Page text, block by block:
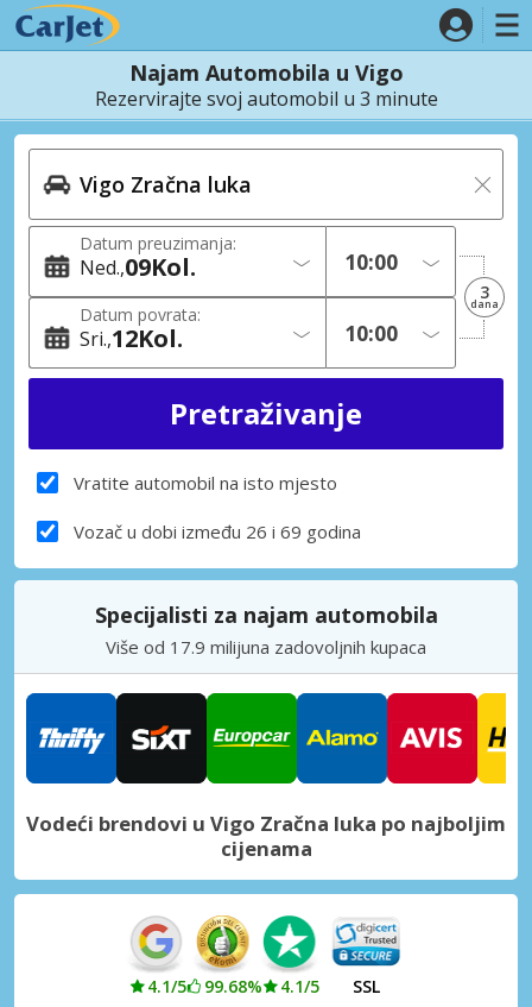
Najam Automobila u Vigo
Rezervirajte svoj automobil u 3 minute
Datum preuzimanja:
Ned. 09Kol.
Datum povrata:
Sri. 12Kol.
3
dana
Vratite automobil na isto mjesto
Vozač u dobi između 26 i 69 godina
Specijalisti za najam automobila
Više od 17.9 milijuna zadovoljnih kupaca
Vodeći brendovi u Vigo Zračna luka po najboljim
cijenama
4.1/5 99.68% 4.1/5 SSL